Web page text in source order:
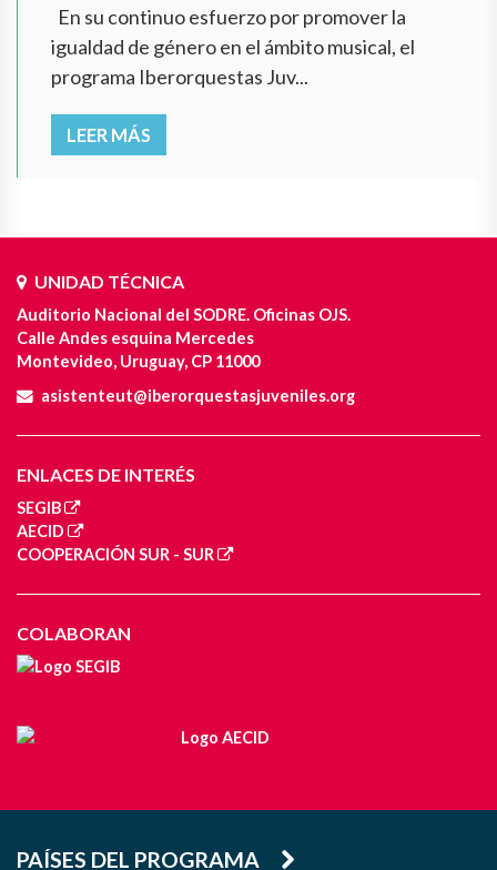
En su continuo esfuerzo por promover la
igualdad de género en el ámbito musical, el
programa Iberorquestas Juv...
LEER MÁS
UNIDAD TÉCNICA
Auditorio Nacional del SODRE. Oficinas OJS.
Calle Andes esquina Mercedes
Montevideo, Uruguay, CP 11000
asistenteut@iberorquestasjuveniles.org
ENLACES DE INTERÉS
SEGIB
AECID
COOPERACIÓN SUR - SUR
COLABORAN
PAÍSES DEL PROGRAMA